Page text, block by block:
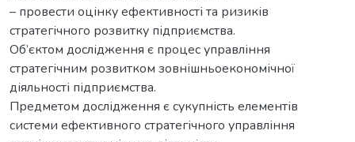
– провести оцінку ефективності та ризиків
стратегічного розвитку підприємства.
Об’єктом дослідження є процес управління
стратегічним розвитком зовнішньоекономічної
діяльності підприємства.
Предметом дослідження є сукупність елементів
системи ефективного стратегічного управління